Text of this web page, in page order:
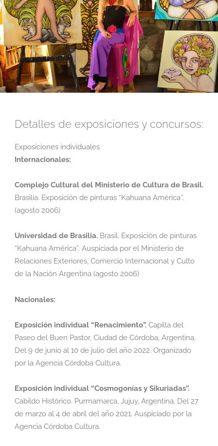
Detalles de exposiciones y concursos:
Exposiciones individuales
Internacionales:
Complejo Cultural del Ministerio de Cultura de Brasil.
Brasilia. Exposición de pinturas “Kahuana América”.
(agosto 2006)
Universidad de Brasilia. Brasil. Exposición de pinturas
“Kahuana América”. Auspiciada por el Ministerio de
Relaciones Exteriores, Comercio Internacional y Culto
de la Nación Argentina (agosto 2006)
Nacionales:
Exposición individual “Renacimiento”. Capilla del
Paseo del Buen Pastor, Ciudad de Córdoba, Argentina.
Del 9 de junio al 10 de julio del año 2022. Organizado
por la Agencia Córdoba Cultura.
Exposición individual “Cosmogonías y Sikuriadas”.
Cabildo Histórico. Purmamarca, Jujuy, Argentina. Del 27
de marzo al 4 de abril del año 2021. Auspiciado por la
Agencia Córdoba Cultura.